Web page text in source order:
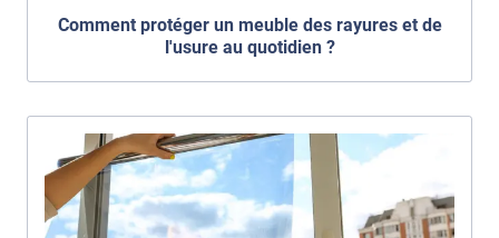
Comment protéger un meuble des rayures et de
l'usure au quotidien ?